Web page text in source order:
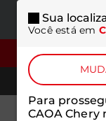
MENU
Sua
Você está em
Para
CAOA Chery